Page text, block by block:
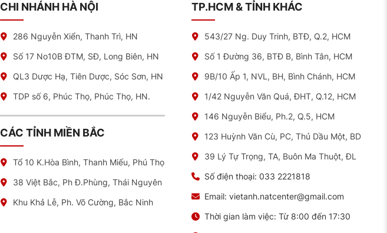
CHI NHÁNH HÀ NỘI
286 Nguyễn Xiển, Thanh Trì, HN
Số 17 No10B ĐTM, SĐ, Long Biên, HN
QL3 Dược Hạ, Tiên Dược, Sóc Sơn, HN
TDP số 6, Phúc Thọ, Phúc Thọ, HN.
CÁC TỈNH MIỀN BẮC
Tổ 10 K.Hòa Bình, Thanh Miếu, Phú Thọ
38 Việt Bắc, Ph Đ.Phùng, Thái Nguyên
Khu Khả Lễ, Ph. Võ Cường, Bắc Ninh
TP.HCM & TỈNH KHÁC
543/27 Ng. Duy Trinh, BTĐ, Q.2, HCM
Số 1 Đường 36, BTĐ B, Bình Tân, HCM
9B/10 Ấp 1, NVL, BH, Bình Chánh, HCM
1/42 Nguyễn Văn Quá, ĐHT, Q.12, HCM
146 Nguyễn Biểu, Ph.2, Q.5, HCM
123 Huỳnh Văn Cù, PC, Thủ Dầu Một, BD
39 Lý Tự Trọng, TA, Buôn Ma Thuột, ĐL
Số điện thoại: 033 2221818
Email: vietanh.natcenter@gmail.com
Thời gian làm việc: Từ 8:00 đến 17:30